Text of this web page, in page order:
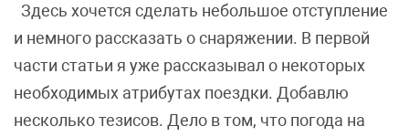
Здесь хочется сделать небольшое отступление
и немного рассказать о снаряжении. В первой
части статьи я уже рассказывал о некоторых
необходимых атрибутах поездки. Добавлю
несколько тезисов. Дело в том, что погода на